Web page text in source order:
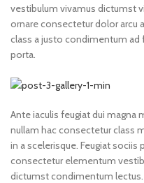
vestibulum vivamus dictumst
ornare consectetur dolor arcu
class a justo condimentum
porta.
Ante iaculis feugiat dui magna
nullam hac consectetur class
in a scelerisque. Feugiat
consectetur elementum
dictumst condimentum